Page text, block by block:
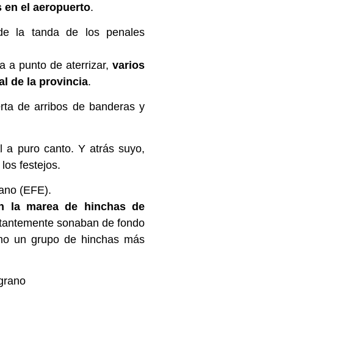
el aeropuerto.
la tanda de los penales
a punto de aterrizar,varios
de la provincia.
de arribos de banderas y
a puro canto. Y atrás suyo,
festejos.
(EFE).
la marea de hinchas de
sonaban de fondo
un grupo de hinchas más